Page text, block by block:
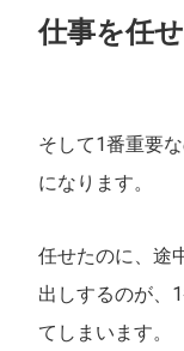
仕事を任
そして1番重要
になります。
任せたのに、途
出しするのが、
てしまいます。